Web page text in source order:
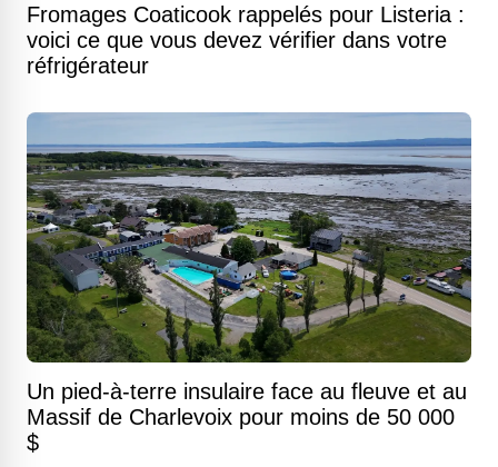
Fromages Coaticook rappelés pour Listeria :
voici ce que vous devez vérifier dans votre
réfrigérateur
Un pied-à-terre insulaire face au fleuve et au
Massif de Charlevoix pour moins de 50 000
$